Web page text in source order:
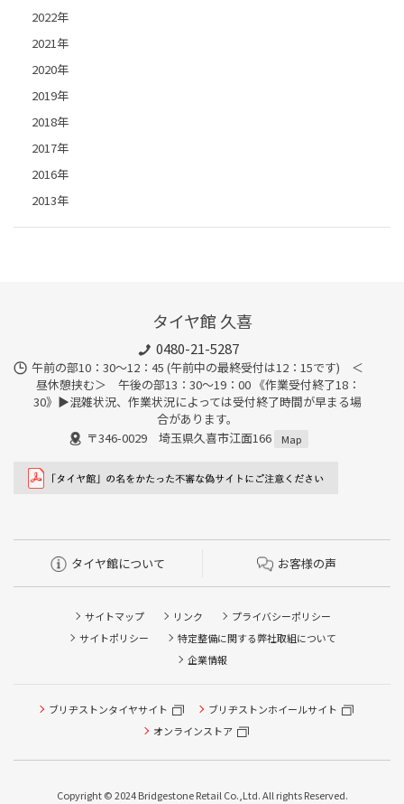
2022年
2021年
2020年
2019年
2018年
2017年
2016年
2013年
タイヤ館 久喜
0480-21-5287
午前の部10：30～12：45 (午前中の最終受付は12：15です) ＜
昼休憩挟む＞ 午後の部13：30～19：00 《作業受付終了18：
30》▶︎混雑状況、作業状況によっては受付終了時間が早まる場
合があります。
〒346-0029 埼玉県久喜市江面166
Map
タイヤ館について お客様の声
サイトマップ リンク
プライバシーポリシー
サイトポリシー
特定整備に関する弊社取組について
企業情報
ブリヂストンタイヤサイト
ブリヂストンホイールサイト
オンラインストア
Copyright © 2024 Bridgestone Retail Co.,Ltd. All rights Reserved.
タイヤ点検・安全点検/タイヤ履き替え/オイル交換/その他
ピット作業の予約
本日のタイヤ履き替え順番待ち予約 ※クローク契約会員の